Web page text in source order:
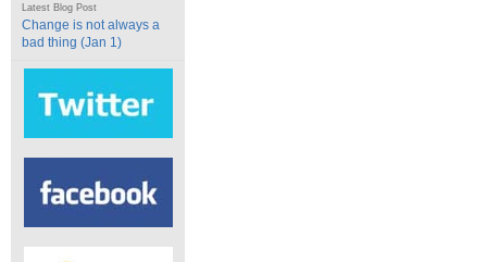
Latest Blog Post
Change is not always a
bad thing (Jan 1)